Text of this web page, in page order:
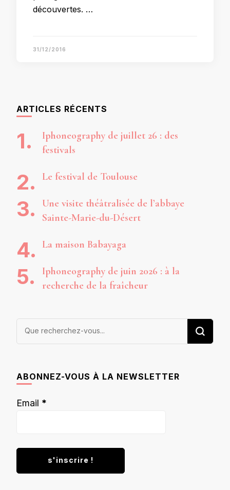
découvertes. …
31/12/2016
ARTICLES RÉCENTS
Iphoneography de juillet 26 : des
festivals
Le festival de Toulouse
Une visite théâtralisée de l’abbaye
Sainte-Marie-du-Désert
La maison Babayaga
Iphoneography de juin 2026 : à la
recherche de la fraîcheur
Vous
ABONNEZ-VOUS À LA NEWSLETTER
Email *